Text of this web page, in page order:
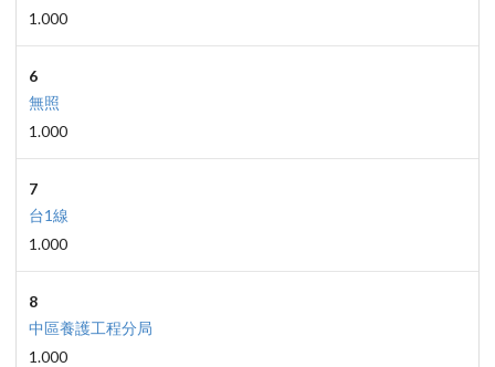
1.000
6
無照
1.000
7
台1線
1.000
8
中區養護工程分局
1.000